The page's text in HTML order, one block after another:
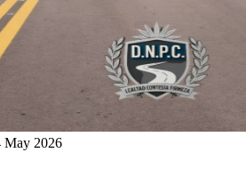
May 2026